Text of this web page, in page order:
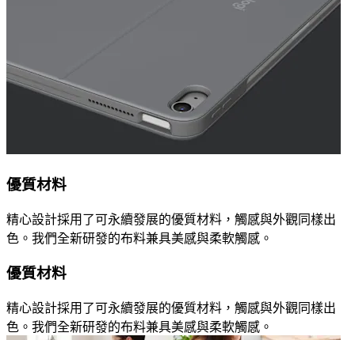
優質材料
精心設計採用了可永續發展的優質材料，觸感與外觀同樣出
色。我們全新研發的布料兼具美感與柔軟觸感。
優質材料
精心設計採用了可永續發展的優質材料，觸感與外觀同樣出
色。我們全新研發的布料兼具美感與柔軟觸感。